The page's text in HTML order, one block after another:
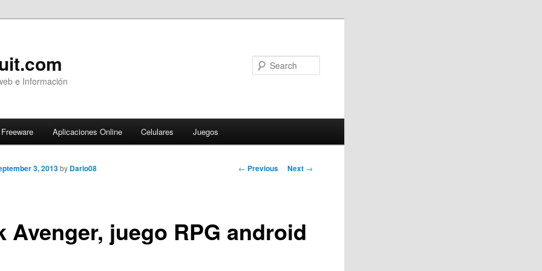
e Información
Freeware Aplicaciones Online Celulares Juegos
Post
← Previous Next →
Avenger, juego RPG android
3, 2013 by Dario08